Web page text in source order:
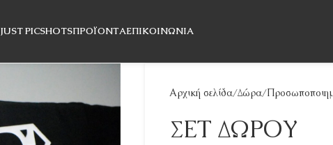
JUST PICSHOTSΠΡΟΪΌΝΤΑΕΠΙΚΟΙΝΩΝΊΑ
Αρχική σελίδα Δώρα
ΣΕΤ ΔΩΡΟΥ